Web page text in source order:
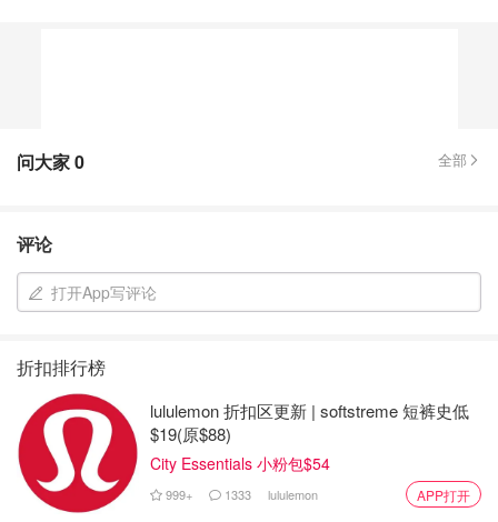
问大家0 全部
评论
打开App写评论
折扣排行榜
lululemon 折扣区更新 | softstreme 短裤史低
$19(原$88)
City Essentials 小粉包$54
999+ 1333 lululemon APP打开